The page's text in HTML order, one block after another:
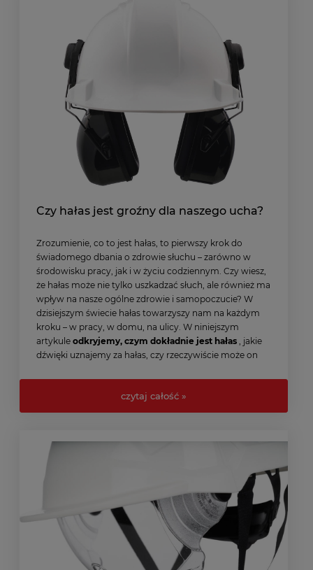
Czy hałas jest groźny dla naszego ucha?
Zrozumienie, co to jest hałas, to pierwszy krok do
świadomego dbania o zdrowie słuchu – zarówno w
środowisku pracy, jak i w życiu codziennym. Czy wiesz,
że hałas może nie tylko uszkadzać słuch, ale również ma
wpływ na nasze ogólne zdrowie i samopoczucie? W
dzisiejszym świecie hałas towarzyszy nam na każdym
kroku – w pracy, w domu, na ulicy. W niniejszym
artykule odkryjemy, czym dokładnie jest hałas , jakie
dźwięki uznajemy za hałas, czy rzeczywiście może on
czytaj całość »